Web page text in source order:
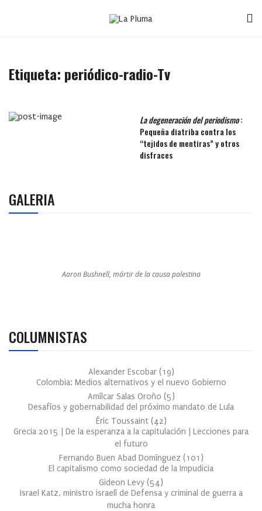
Etiqueta: periódico-radio-Tv
La degeneración del periodismo:
Pequeña diatriba contra los
“tejidos de mentiras” y otros
disfraces
GALERIA
Aaron Bushnell, mártir de la causa palestina
COLUMNISTAS
Alexander Escobar (19)
Colombia: Medios alternativos y el nuevo Gobierno
Amílcar Salas Oroño (5)
Desafíos y gobernabilidad del próximo mandato de Lula
Éric Toussaint (42)
Grecia 2015 | De la esperanza a la capitulación | Lecciones para
el futuro
Fernando Buen Abad Domínguez (101 )
El capitalismo como sociedad de la Impudicia
Gideon Levy (54)
Israel Katz, ministro israelí de Defensa y criminal de guerra a
mucha honra